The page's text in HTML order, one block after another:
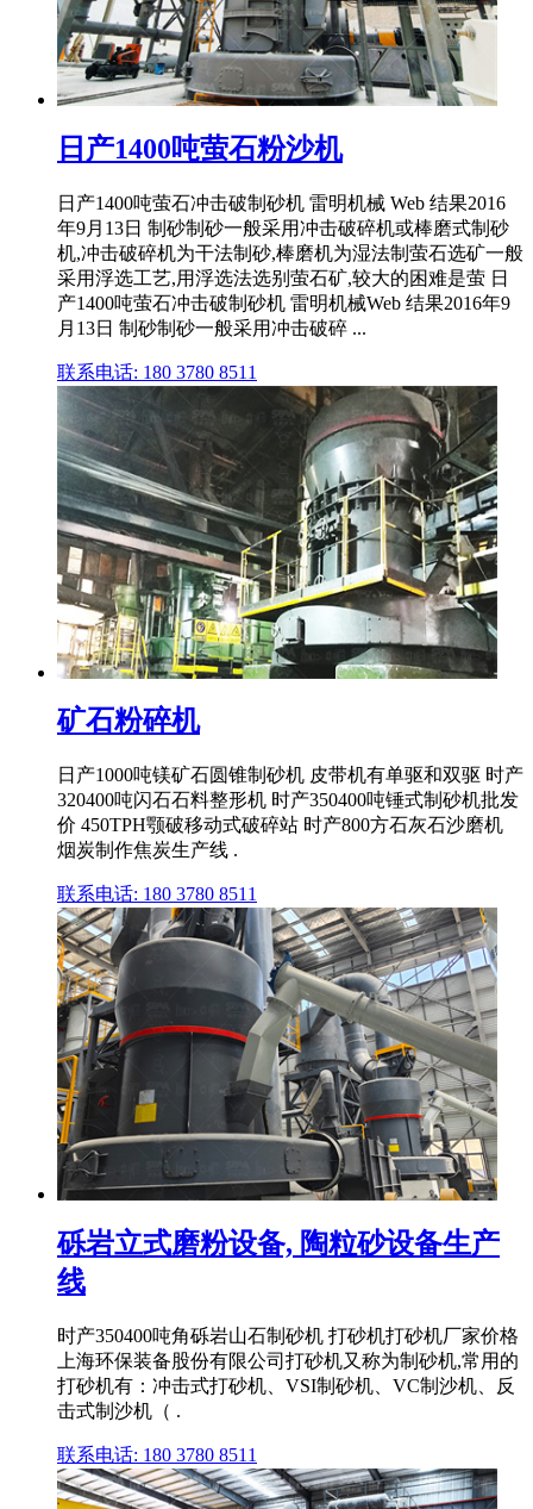
日产1400吨萤石粉沙机
日产1400吨萤石冲击破制砂机 雷明机械 Web 结果2016
年9月13日 制砂制砂一般采用冲击破碎机或棒磨式制砂
机,冲击破碎机为干法制砂,棒磨机为湿法制萤石选矿一般
采用浮选工艺,用浮选法选别萤石矿,较大的困难是萤 日
产1400吨萤石冲击破制砂机 雷明机械Web 结果2016年9
月13日 制砂制砂一般采用冲击破碎 ...
联系电话: 180 3780 8511
矿石粉碎机
日产1000吨镁矿石圆锥制砂机 皮带机有单驱和双驱 时产
320400吨闪石石料整形机 时产350400吨锤式制砂机批发
价 450TPH颚破移动式破碎站 时产800方石灰石沙磨机
烟炭制作焦炭生产线 .
联系电话: 180 3780 8511
砾岩立式磨粉设备, 陶粒砂设备生产
线
时产350400吨角砾岩山石制砂机 打砂机打砂机厂家价格
上海环保装备股份有限公司打砂机又称为制砂机,常用的
打砂机有：冲击式打砂机、VSI制砂机、VC制沙机、反
击式制沙机（ .
联系电话: 180 3780 8511